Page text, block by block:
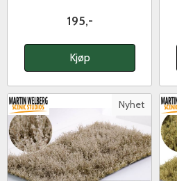
195,-
Kjøp
Nyhet